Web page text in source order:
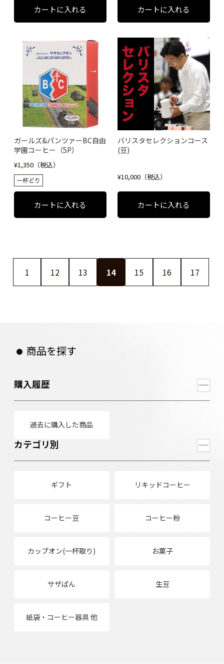
ガールズ&パンツァーBC自由
学園コーヒー（5P）
¥1,350（税込）
バリスタセレクションコース
(豆)
¥10,000（税込）
1 12 13 14 15 16 17
商品を探す
購入履歴
過去に購入した商品
カテゴリ別
ギフト リキッドコーヒー
コーヒー豆 コーヒー粉
カップオン(一杯取り) お菓子
サザぱん 生豆
紙袋・コーヒー器具 他